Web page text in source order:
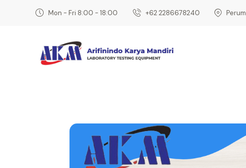
Mon - Fri 8:00 - 18:00 ‎+62 2286678240